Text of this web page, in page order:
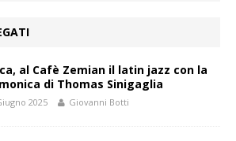
al Cafè Zemian il latin jazz con la
di Thomas Sinigaglia
2025 Giovanni Botti